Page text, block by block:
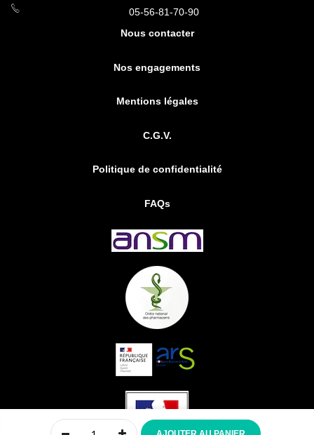
05-56-81-70-90
Nous contacter
Nos engagements
Mentions légales
C.G.V.
Politique de confidentialité
FAQs